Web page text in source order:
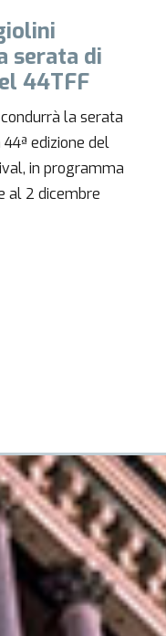
aperte
dei film
dei film al
(24
2026).